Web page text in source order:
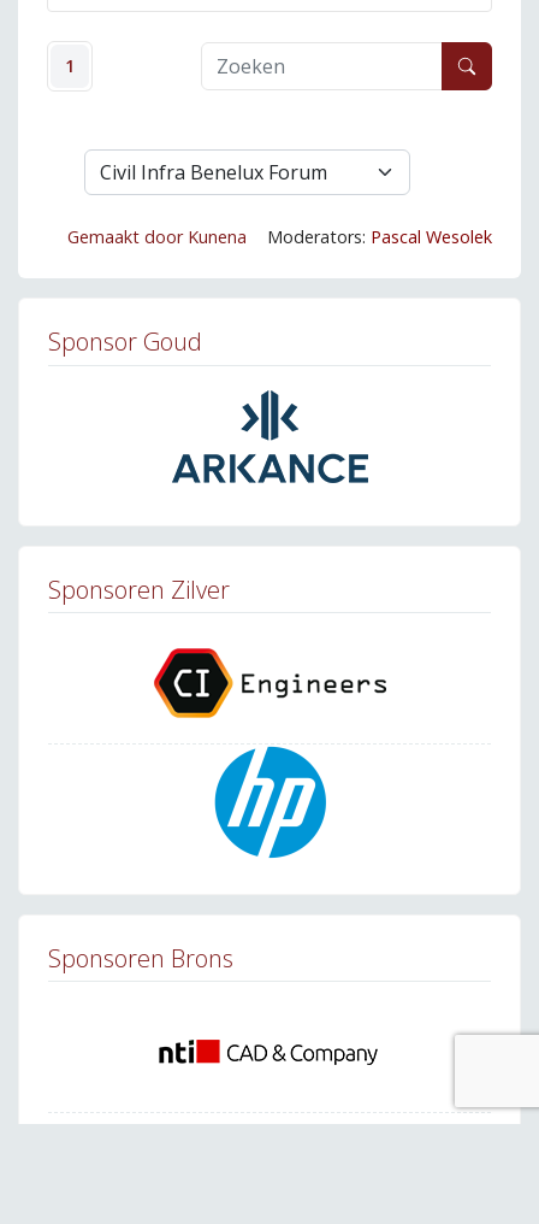
1
Moderators: Pascal Wesolek
Gemaakt door Kunena
Sponsor Goud
Sponsoren Zilver
Sponsoren Brons